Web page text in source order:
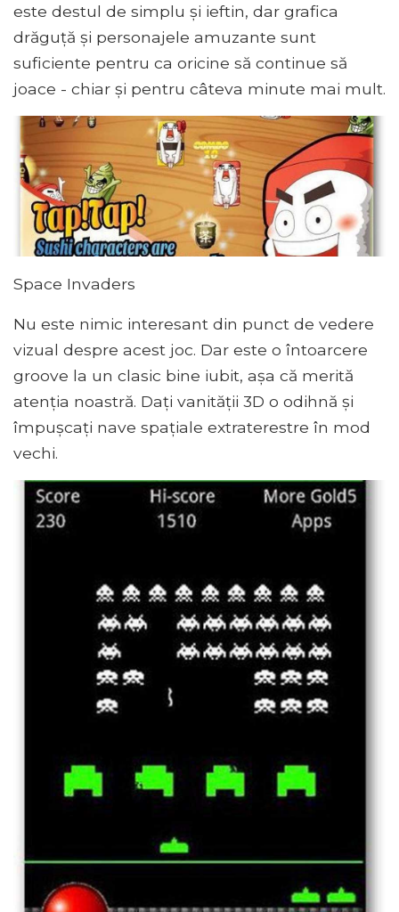
este destul de simplu și ieftin, dar grafica
drăguță și personajele amuzante sunt
suficiente pentru ca oricine să continue să
joace - chiar și pentru câteva minute mai mult.
Space Invaders
Nu este nimic interesant din punct de vedere
vizual despre acest joc. Dar este o întoarcere
groove la un clasic bine iubit, așa că merită
atenția noastră. Dați vanității 3D o odihnă și
împușcați nave spațiale extraterestre în mod
vechi.